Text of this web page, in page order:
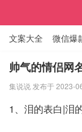
文案大全 微信爆
知识大全
帅气的情侣网
集说说 发布于 2023-
1、泪的表白|泪